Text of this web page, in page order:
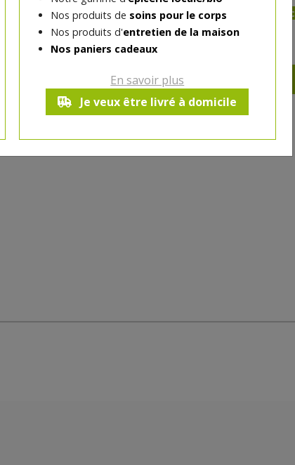
Nos produits de soins pour le corps
Nos produits d'entretien de la maison
Nos paniers cadeaux
En savoir plus
Je veux être livré à domicile
4.39€/pc